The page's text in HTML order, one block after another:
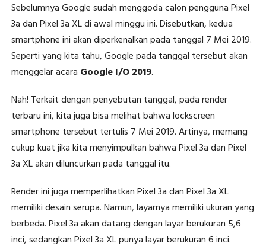
Sebelumnya Google sudah menggoda calon pengguna Pixel
3a dan Pixel 3a XL di awal minggu ini. Disebutkan, kedua
smartphone ini akan diperkenalkan pada tanggal 7 Mei 2019.
Seperti yang kita tahu, Google pada tanggal tersebut akan
menggelar acara Google I/O 2019.
Nah! Terkait dengan penyebutan tanggal, pada render
terbaru ini, kita juga bisa melihat bahwa lockscreen
smartphone tersebut tertulis 7 Mei 2019. Artinya, memang
cukup kuat jika kita menyimpulkan bahwa Pixel 3a dan Pixel
3a XL akan diluncurkan pada tanggal itu.
Render ini juga memperlihatkan Pixel 3a dan Pixel 3a XL
memiliki desain serupa. Namun, layarnya memiliki ukuran yang
berbeda. Pixel 3a akan datang dengan layar berukuran 5,6
inci, sedangkan Pixel 3a XL punya layar berukuran 6 inci.